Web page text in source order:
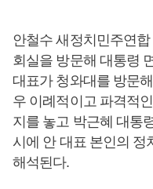
안철수 새정치민주연
회실을 방문해 대통령
대표가 청와대를 방문
우 이례적이고 파격적
지를 놓고 박근혜 대통
시에 안 대표 본인의 정
해석된다.